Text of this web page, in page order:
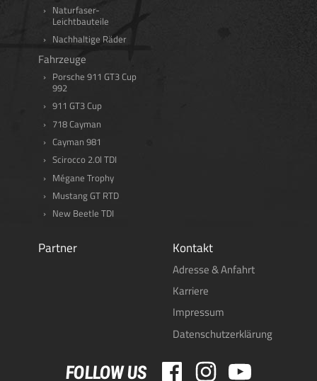
Naturfaser-
Leichtbauteile
Nachhaltige Räder
Fahrzeuge
Porsche 911 GT3 Cup
992
911 GT3 Cup
718 Cayman
Cayman 981
Scirocco 2.0l TDI
Mégane Trophy
Mustang GT RTD
New Beetle TDI
Partner Kontakt
Adresse & Anfahrt
Karriere
Impressum
Datenschutzerklärung
FOLLOW US